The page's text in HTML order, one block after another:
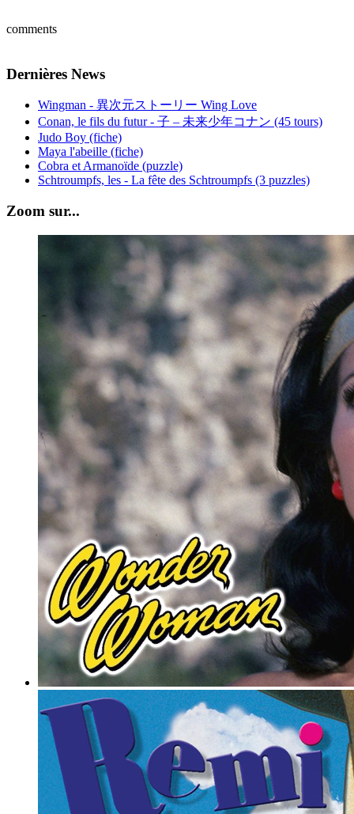
comments
Dernières News
Wingman - 異次元ストーリー Wing Love
Conan, le fils du futur - 子 – 未来少年コナン (45 tours)
Judo Boy (fiche)
Maya l'abeille (fiche)
Cobra et Armanoïde (puzzle)
Schtroumpfs, les - La fête des Schtroumpfs (3 puzzles)
Zoom sur...